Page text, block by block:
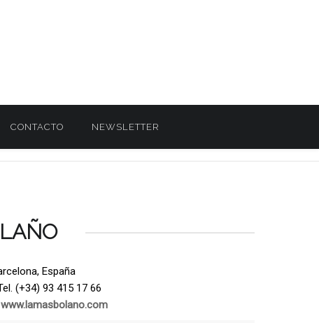
CONTACTO
NEWSLETTER
España
(+34) 93 415 17 66
www.lamasbolano.com